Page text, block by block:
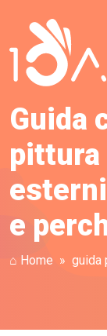
Guida
pittura
e
⌂ Home guida